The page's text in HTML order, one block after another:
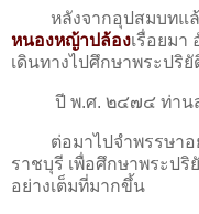
หลังจากอุปสมบทแล้
หนองหญ้าปล้องเรื่อยมา
เดินทางไปศึกษาพระปริ
ปี พ.ศ. ๒๔๗๔ ท่านส
ต่อมาไปจำพรรษาอ
ราชบุรี เพื่อศึกษาพระปริ
อย่างเต็มที่มากขึ้น